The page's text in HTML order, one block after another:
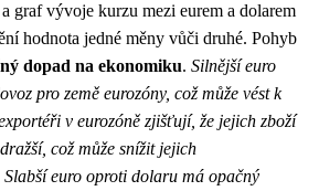
graf vývoje kurzu mezi eurem a dolarem
hodnota jedné měny vůči druhé. Pohyb
dopad na ekonomiku. Silnější euro
pro země eurozóny, což může vést k
v eurozóně zjišťují, že jejich zboží
což může snížit jejich
Slabší euro oproti dolaru má opačný